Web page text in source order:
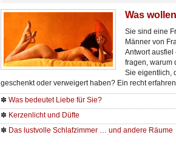
Was
Sie sind eine
Männer von
Antwort ausfiel
fragen, warum
Sie eigentlich,
geschenkt oder verweigert haben? Ein recht
✽ Was bedeutet Liebe für Sie?
✽ Kerzenlicht und Düfte
✽ Das lustvolle Schlafzimmer … und andere Räume